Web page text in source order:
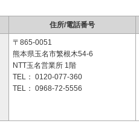
住所/電話番号
〒865-0051
熊本県玉名市繁根木54-6
NTT玉名営業所 1階
TEL： 0120-077-360
TEL： 0968-72-5556